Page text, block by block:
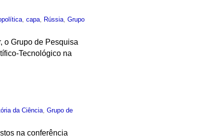
,capa Rússia ,Grupo
o Grupo de Pesquisa
Tecnológico na
da Ciência ,Grupo de
na conferência